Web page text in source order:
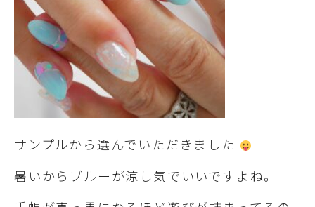
サンプルから選んでいただきました
暑いからブルーが涼し気でいいですよね。